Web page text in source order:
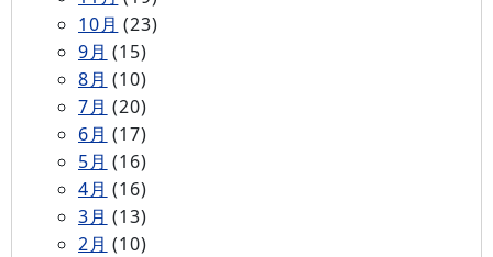
10月 (23)
9月 (15)
8月 (10)
7月 (20)
6月 (17)
5月 (16)
4月 (16)
3月 (13)
2月 (10)